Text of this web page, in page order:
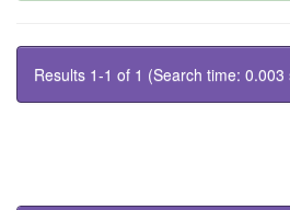
Results 1-1 of 1 (Search time: 0.003